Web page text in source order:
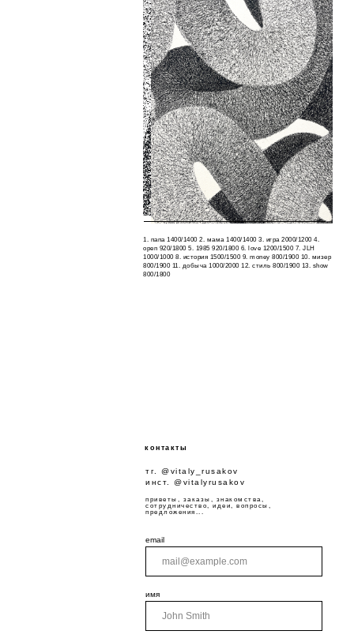
1. папа 1400/1400 2. мама 1400/1400 3. игра 2000/1200 4.
open 920/1800 5. 1985 920/1800 6. love 1200/1500 7. JLH
1000/1000 8. история 1500/1500 9. money 800/1900 10. мизер
800/1900 11. добыча 1000/2000 12. стиль 800/1900 13. show
800/1800
контакты
инст. @vitalyrusakov
тг. @vitaly_rusakov
email
имя
приветы, заказы, знакомства,
сотрудничество, идеи, вопросы,
предложения...